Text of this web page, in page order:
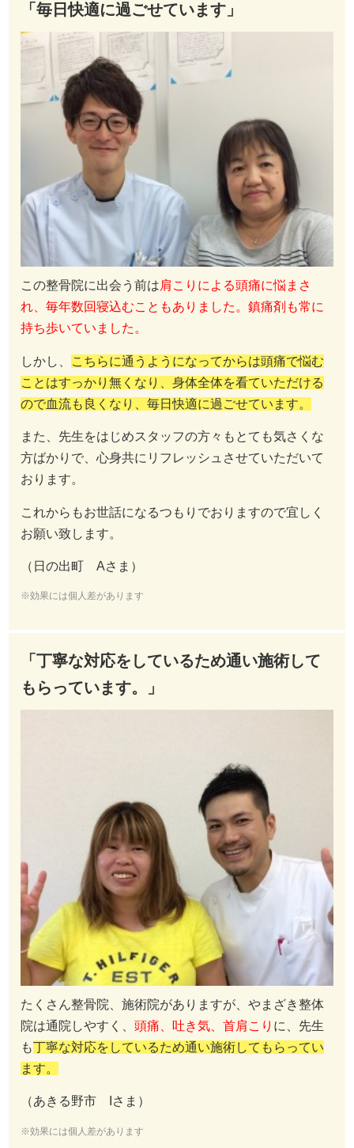
「毎日快適に過ごせています」
この整骨院に出会う前は肩こりによる頭痛に悩まさ
れ、毎年数回寝込むこともありました。鎮痛剤も常に
持ち歩いていました。
しかし、
こちらに通うようになってからは頭痛で悩む
ことはすっかり無くなり、身体全体を看ていただける
ので血流も良くなり、毎日快適に過ごせています。
また、先生をはじめスタッフの方々もとても気さくな
方ばかりで、心身共にリフレッシュさせていただいて
おります。
これからもお世話になるつもりでおりますので宜しく
お願い致します。
（日の出町 Aさま）
※効果には個人差があります
「丁寧な対応をしているため通い施術して
もらっています。」
たくさん整骨院、施術院がありますが、やまざき整体
院は通院しやすく、 頭痛、吐き気、首肩こり に、先生
も丁寧な対応をしているため通い施術してもらってい
ます。
（あきる野市 Iさま）
※効果には個人差があります